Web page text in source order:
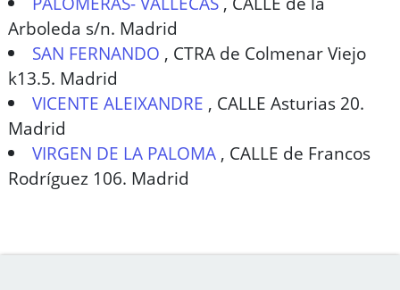
Arboleda s/n. Madrid
SAN FERNANDO , CTRA de Colmenar Viejo
k13.5. Madrid
VICENTE ALEIXANDRE , CALLE Asturias 20.
Madrid
VIRGEN DE LA PALOMA , CALLE de Francos
Rodríguez 106. Madrid